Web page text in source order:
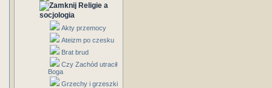
Religie a
socjologia
Akty przemocy
Ateizm po czesku
Brat brud
Czy Zachód utracił
Boga
Grzechy i grzeszki